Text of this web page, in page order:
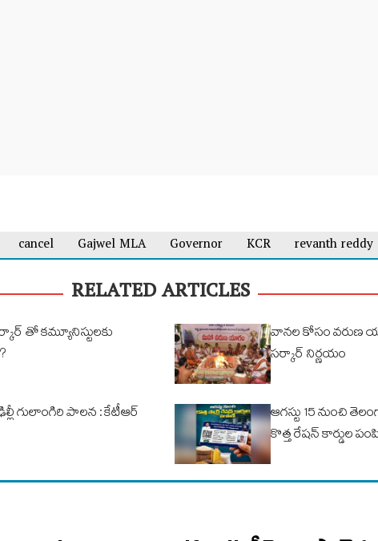
cancel Gajwel MLA Governor KCR revanth reddy
RELATED ARTICLES
తో కమ్యూనిస్టులకు
వానల కోసం వరుణ
సర్కార్ నిర్ణయం
గులాంగిరి పాలన : కేటీఆర్
ఆగస్టు 15 నుంచి
కొత్త రేషన్ కార్డుల